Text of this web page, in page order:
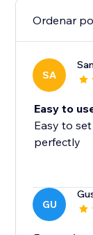
Ordenar
SA
Easy to
Easy to
perfectly
GU